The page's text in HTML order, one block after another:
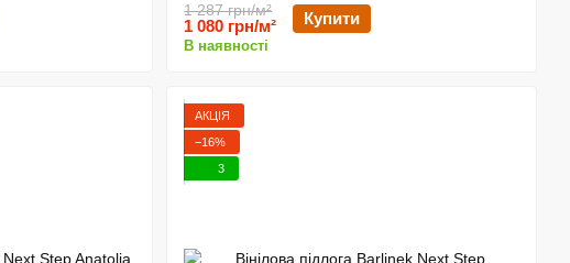
1 287 грн/м²
1 080 грн/м² Купити
В наявності
АКЦІЯ
−16%
3